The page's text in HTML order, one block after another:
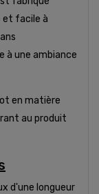
et facile à
à une ambiance
en matière
au produit
d'une longueur